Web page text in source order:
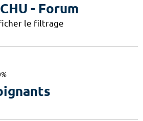
- Forum
le filtrage